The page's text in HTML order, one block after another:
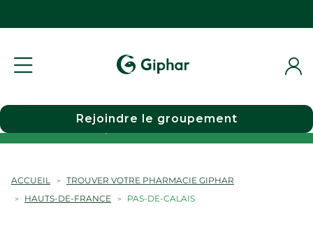
Choisir une pharmacie
Rejoindre le groupement
ACCUEIL
TROUVER VOTRE PHARMACIE GIPHAR
HAUTS-DE-FRANCE
PAS-DE-CALAIS